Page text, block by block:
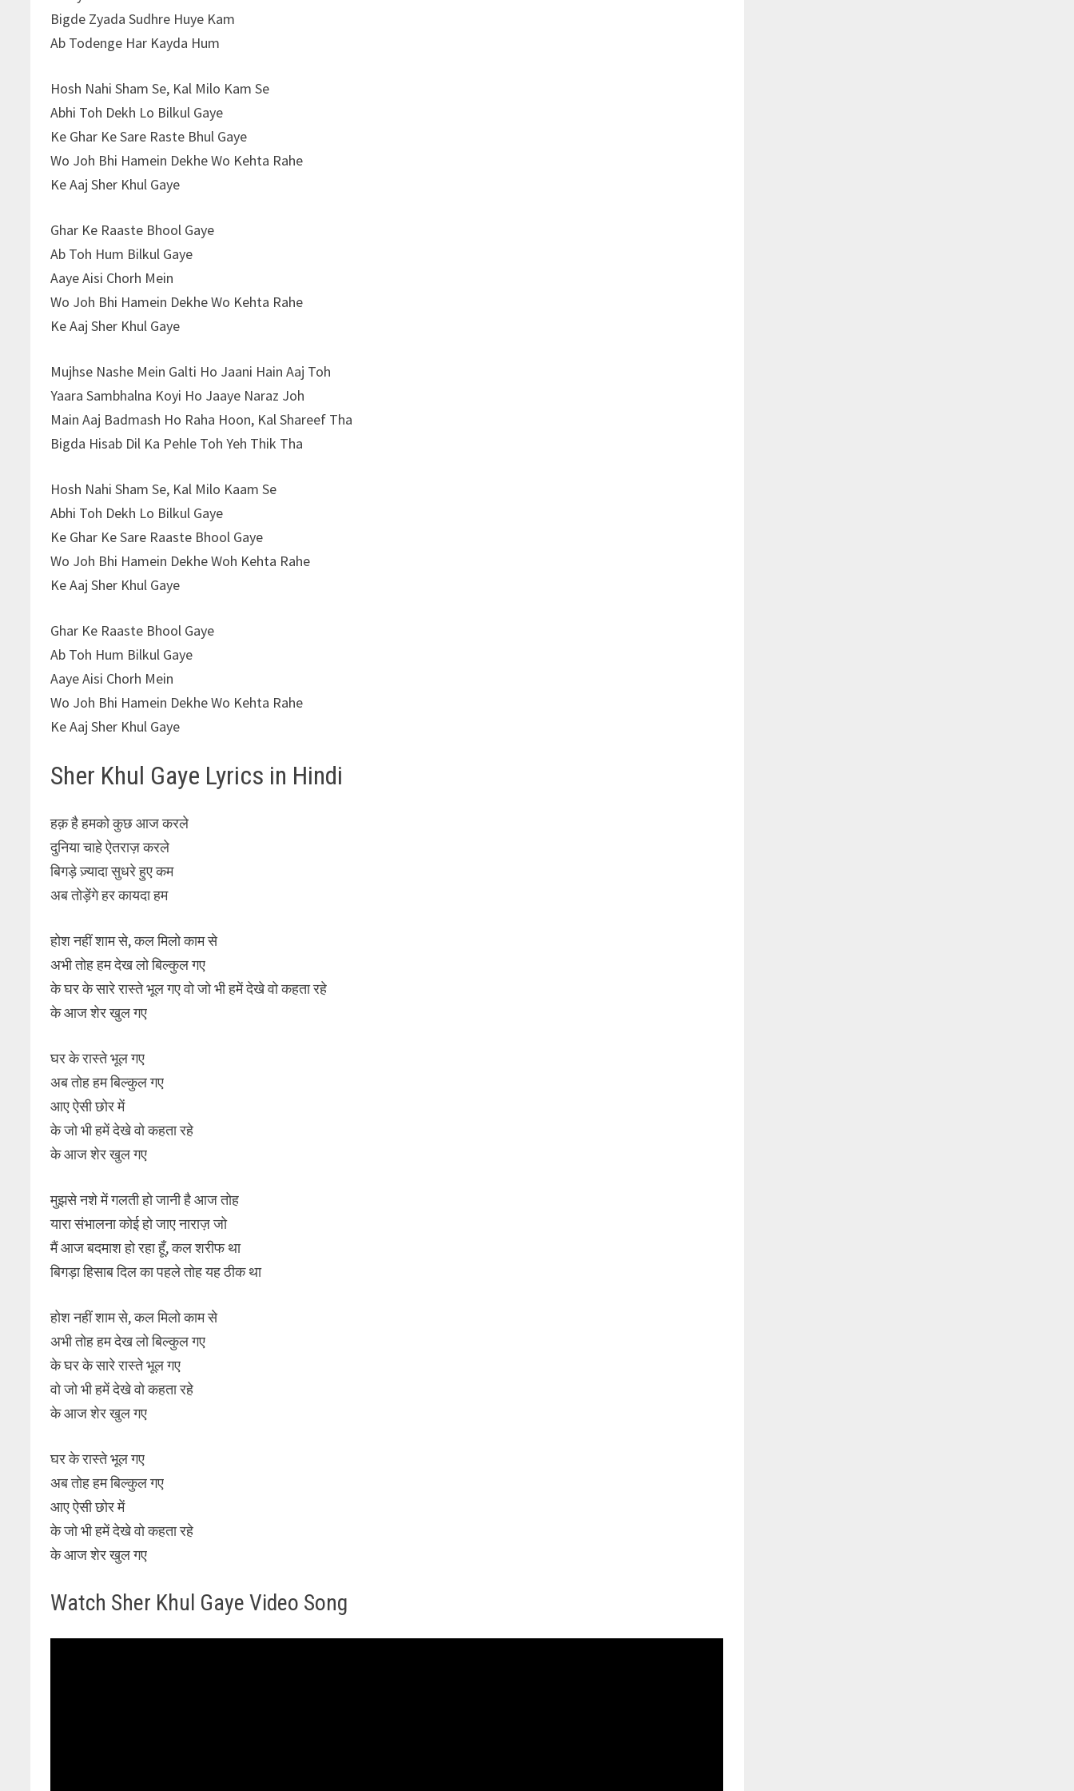
Bigde Zyada Sudhre Huye Kam
Ab Todenge Har Kayda Hum
Hosh Nahi Sham Se, Kal Milo Kam Se
Abhi Toh Dekh Lo Bilkul Gaye
Ke Ghar Ke Sare Raste Bhul Gaye
Wo Joh Bhi Hamein Dekhe Wo Kehta Rahe
Ke Aaj Sher Khul Gaye
Ghar Ke Raaste Bhool Gaye
Ab Toh Hum Bilkul Gaye
Aaye Aisi Chorh Mein
Wo Joh Bhi Hamein Dekhe Wo Kehta Rahe
Ke Aaj Sher Khul Gaye
Mujhse Nashe Mein Galti Ho Jaani Hain Aaj Toh
Yaara Sambhalna Koyi Ho Jaaye Naraz Joh
Main Aaj Badmash Ho Raha Hoon, Kal Shareef Tha
Bigda Hisab Dil Ka Pehle Toh Yeh Thik Tha
Hosh Nahi Sham Se, Kal Milo Kaam Se
Abhi Toh Dekh Lo Bilkul Gaye
Ke Ghar Ke Sare Raaste Bhool Gaye
Wo Joh Bhi Hamein Dekhe Woh Kehta Rahe
Ke Aaj Sher Khul Gaye
Ghar Ke Raaste Bhool Gaye
Ab Toh Hum Bilkul Gaye
Aaye Aisi Chorh Mein
Wo Joh Bhi Hamein Dekhe Wo Kehta Rahe
Ke Aaj Sher Khul Gaye
Sher Khul Gaye Lyrics in Hindi
हक़ है हमको कुछ आज करले
दुनिया चाहे ऐतराज़ करले
बिगड़े ज़्यादा सुधरे हुए कम
अब तोड़ेंगे हर कायदा हम
होश नहीं शाम से, कल मिलो काम से
अभी तोह हम देख लो बिल्कुल गए
के घर के सारे रास्ते भूल गए वो जो भी हमें देखे वो कहता रहे
के आज शेर खुल गए
घर के रास्ते भूल गए
अब तोह हम बिल्कुल गए
आए ऐसी छोर में
के जो भी हमें देखे वो कहता रहे
के आज शेर खुल गए
मुझसे नशे में गलती हो जानी है आज तोह
यारा संभालना कोई हो जाए नाराज़ जो
मैं आज बदमाश हो रहा हूँ, कल शरीफ था
बिगड़ा हिसाब दिल का पहले तोह यह ठीक था
होश नहीं शाम से, कल मिलो काम से
अभी तोह हम देख लो बिल्कुल गए
के घर के सारे रास्ते भूल गए
वो जो भी हमें देखे वो कहता रहे
के आज शेर खुल गए
घर के रास्ते भूल गए
अब तोह हम बिल्कुल गए
आए ऐसी छोर में
के जो भी हमें देखे वो कहता रहे
के आज शेर खुल गए
Watch Sher Khul Gaye Video Song